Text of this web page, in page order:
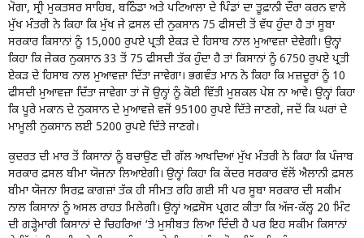
ਮੋਗਾ, ਸ੍ਰੀ ਮੁਕਤਸਰ ਸਾਹਿਬ, ਬਠਿੰਡਾ ਅਤੇ ਪਟਿਆਲਾ ਦੇ ਪਿੰਡਾਂ ਦਾ ਤੂਫ਼ਾਨੀ ਦੌਰਾ ਕਰਨ ਵਾਲੇ
ਮੁੱਖ ਮੰਤਰੀ ਨੇ ਕਿਹਾ ਕਿ ਮੁੱਖ ਜੇ ਫ਼ਸਲ ਦੀ ਨੁਕਸਾਨ 75 ਫੀਸਦੀ ਤੋਂ ਵੱਧ ਹੁੰਦਾ ਹੈ ਤਾਂ ਸੂਬਾ
ਸਰਕਾਰ ਕਿਸਾਨਾਂ ਨੂੰ 15,000 ਰੁਪਏ ਪ੍ਰਤੀ ਏਕੜ ਦੇ ਹਿਸਾਬ ਨਾਲ ਮੁਆਵਜ਼ਾ ਦੇਵੇਗੀ। ਉਨ੍ਹਾਂ
ਕਿਹਾ ਕਿ ਜੇਕਰ ਨੁਕਸਾਨ 33 ਤੋਂ 75 ਫੀਸਦੀ ਤੱਕ ਹੁੰਦਾ ਹੈ ਤਾਂ ਕਿਸਾਨਾਂ ਨੂੰ 6750 ਰੁਪਏ ਪ੍ਰਤੀ
ਏਕੜ ਦੇ ਹਿਸਾਬ ਨਾਲ ਮੁਆਵਜ਼ਾ ਦਿੱਤਾ ਜਾਵੇਗਾ। ਭਗਵੰਤ ਮਾਨ ਨੇ ਕਿਹਾ ਕਿ ਮਜ਼ਦੂਰਾਂ ਨੂੰ 10
ਫੀਸਦੀ ਮੁਆਵਜ਼ਾ ਦਿੱਤਾ ਜਾਵੇਗਾ ਤਾਂ ਜੋ ਉਨ੍ਹਾਂ ਨੂੰ ਕੋਈ ਵਿੱਤੀ ਮੁਸ਼ਕਲ ਪੇਸ਼ ਨਾ ਆਵੇ। ਉਨ੍ਹਾਂ ਕਿਹਾ
ਕਿ ਪੂਰੇ ਮਕਾਨ ਦੇ ਨੁਕਸਾਨ ਦੇ ਮੁਆਵਜ਼ੇ ਵਜੋਂ 95100 ਰੁਪਏ ਦਿੱਤੇ ਜਾਣਗੇ, ਜਦੋਂ ਕਿ ਘਰਾਂ ਦੇ
ਮਾਮੂਲੀ ਨੁਕਸਾਨ ਲਈ 5200 ਰੁਪਏ ਦਿੱਤੇ ਜਾਣਗੇ।
ਕੁਦਰਤ ਦੀ ਮਾਰ ਤੋਂ ਕਿਸਾਨਾਂ ਨੂੰ ਬਚਾਉਣ ਦੀ ਗੱਲ ਆਖਦਿਆਂ ਮੁੱਖ ਮੰਤਰੀ ਨੇ ਕਿਹਾ ਕਿ ਪੰਜਾਬ
ਸਰਕਾਰ ਫ਼ਸਲ ਬੀਮਾ ਯੋਜਨਾ ਲਿਆਏਗੀ। ਉਨ੍ਹਾਂ ਕਿਹਾ ਕਿ ਕੇਂਦਰ ਸਰਕਾਰ ਵੱਲੋਂ ਐਲਾਨੀ ਫ਼ਸਲ
ਬੀਮਾ ਯੋਜਨਾ ਸਿਰਫ਼ ਕਾਗਜ਼ਾਂ ਤੱਕ ਹੀ ਸੀਮਤ ਰਹਿ ਗਈ ਸੀ ਪਰ ਸੂਬਾ ਸਰਕਾਰ ਦੀ ਸਕੀਮ
ਨਾਲ ਕਿਸਾਨਾਂ ਨੂੰ ਅਸਲ ਰਾਹਤ ਮਿਲੇਗੀ। ਉਨ੍ਹਾਂ ਅਫ਼ਸੋਸ ਪ੍ਰਗਟ ਕੀਤਾ ਕਿ ਅੱਜ-ਕੱਲ੍ਹ 20 ਮਿੰਟ
ਦੀ ਗੜ੍ਹੇਮਾਰੀ ਕਿਸਾਨਾਂ ਦੇ ਚਿਹਰਿਆਂ ‘ਤੇ ਮੁਸੀਬਤ ਲਿਆ ਦਿੰਦੀ ਹੈ ਪਰ ਇਹ ਸਕੀਮ ਕਿਸਾਨਾਂ